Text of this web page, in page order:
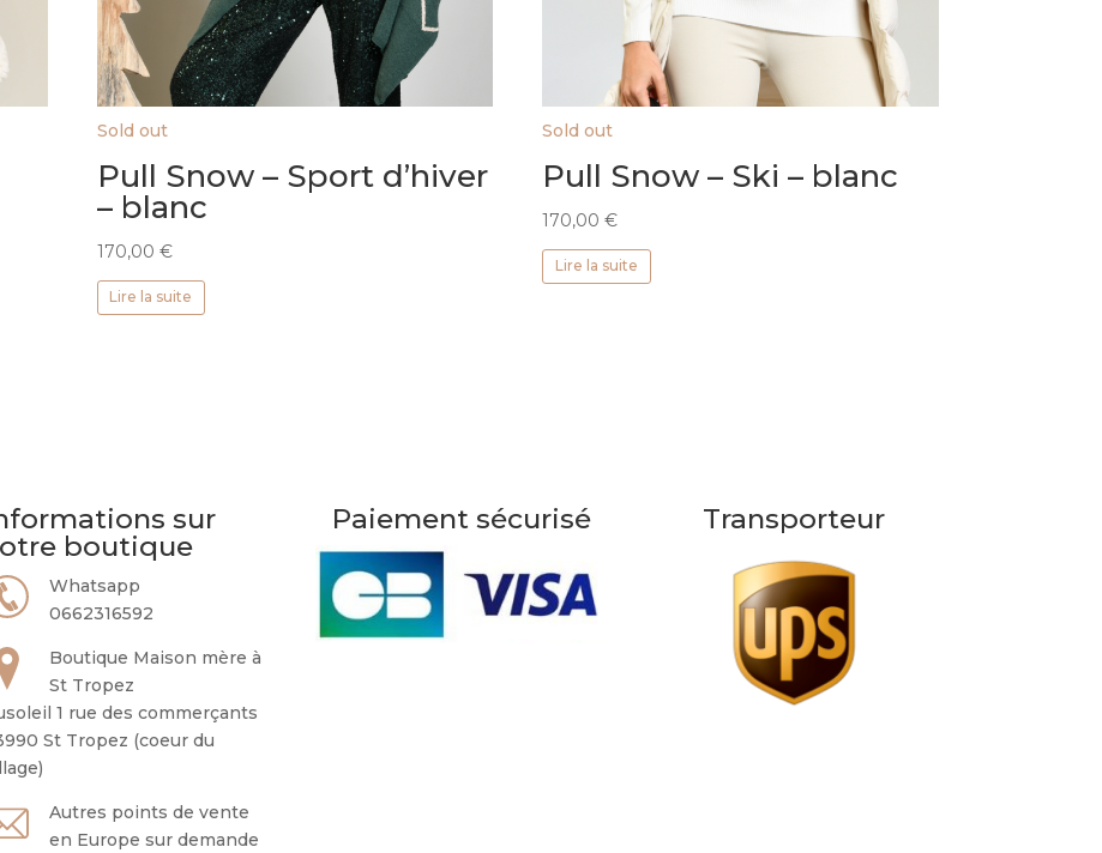
Sold out
Pull Snow – Sport d’hiver
– blanc
170,00 €
Lire la suite
Sold out
Pull Snow – Ski – blanc
170,00€
Lire la suite
sur
boutique
Whatsapp
0662316592
Boutique Maison mère à
St Tropez
1 rue des commerçants
St Tropez (coeur du
Autres points de vente
en Europe sur demande
Paiement sécurisé Transporteur